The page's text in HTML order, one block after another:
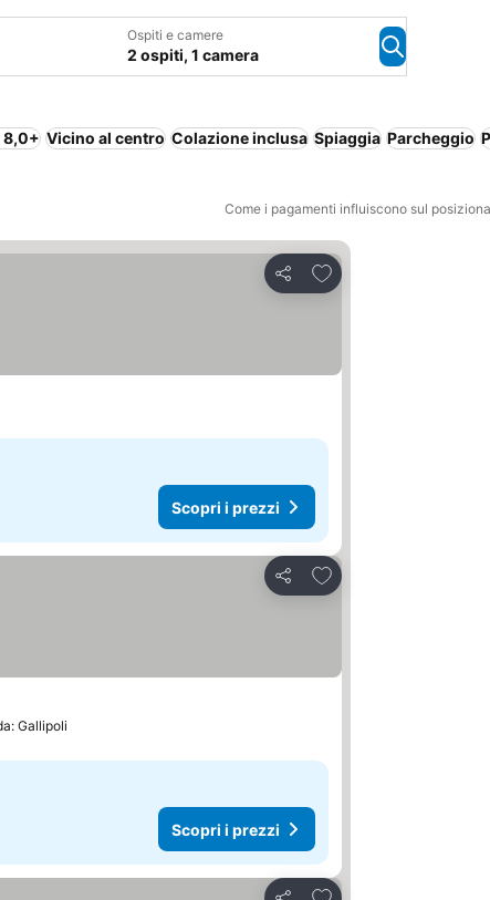
Ospiti e camere
2 ospiti, 1 camera
8,0+ Vicino al centro Colazione inclusa Spiaggia Parcheggio
Come i pagamenti influiscono sul
Condividi
Aggiungi ai preferiti
Scopri i prezzi
Condividi
Aggiungi ai preferiti
Gallipoli
Scopri i prezzi
Aggiungi ai preferiti